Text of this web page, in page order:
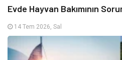
Evde Hayvan Bakımının
14 Tem 2026, Sal